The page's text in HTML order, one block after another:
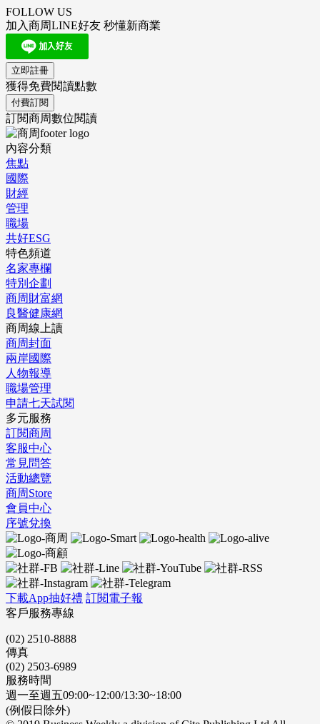
FOLLOW US
加入商周LINE好友 秒懂新商業
立即註冊
獲得免費閱讀點數
付費訂閱
訂閱商周數位閱讀
內容分類
焦點
國際
財經
管理
職場
共好ESG
特色頻道
名家專欄
特別企劃
商周財富網
良醫健康網
商周線上讀
商周封面
兩岸國際
人物報導
職場管理
申請七天試閱
多元服務
訂閱商周
客服中心
常見問答
活動總覽
商周Store
會員中心
序號兌換
下載App抽好禮 訂閱電子報
客戶服務專線
(02) 2510-8888
傳真
(02) 2503-6989
服務時間
週一至週五09:00~12:00/13:30~18:00
(例假日除外)